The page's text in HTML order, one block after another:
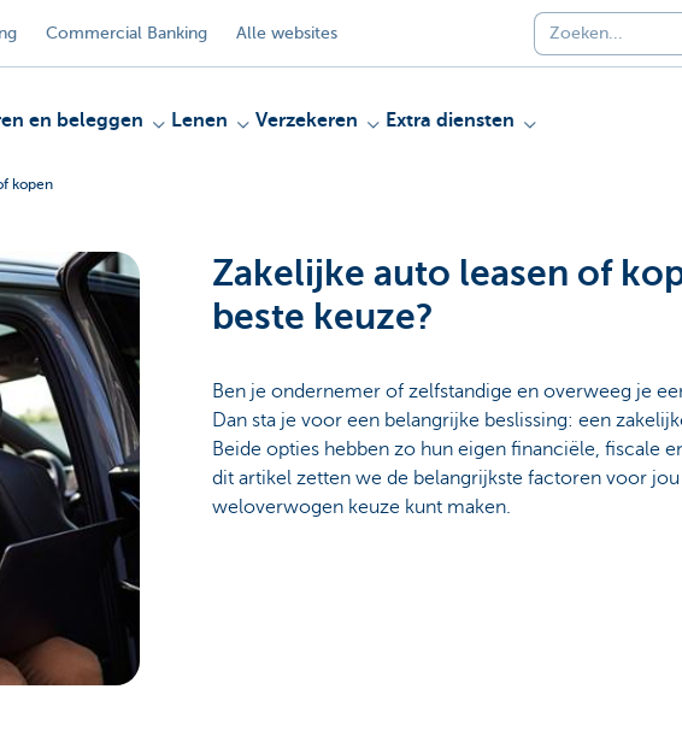
Commercial Banking Alle websites
en beleggen Lenen Verzekeren Extra diensten
kopen
Zakelijke auto leasen of
beste keuze?
Ben je ondernemer of zelfstandige en overweeg je
Dan sta je voor een belangrijke beslissing: een
Beide opties hebben zo hun eigen financiële, fiscale
dit artikel zetten we de belangrijkste factoren voor
weloverwogen keuze kunt maken.